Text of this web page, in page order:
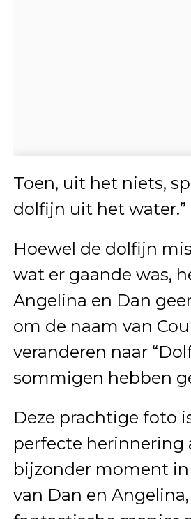
Toen, uit het niets,
dolfijn uit het water.”
Hoewel de dolfijn
wat er gaande was,
Angelina en Dan
om de naam van
veranderen naar
sommigen hebben
Deze prachtige foto
perfecte herinnering
bijzonder moment in
van Dan en